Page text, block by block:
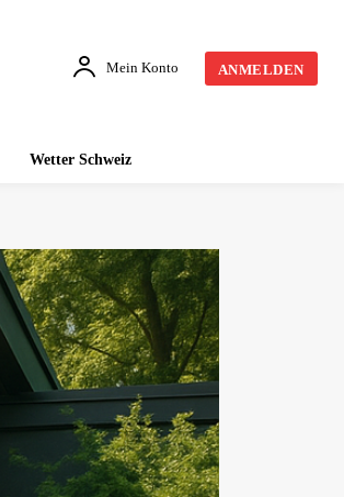
Mein Konto ANMELDEN
Wetter Schweiz